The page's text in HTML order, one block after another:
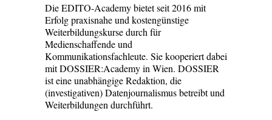
Die EDITO-Academy bietet seit 2016 mit
Erfolg praxisnahe und kostengünstige
Weiterbildungskurse durch für
Medienschaffende und
Kommunikationsfachleute. Sie kooperiert dabei
mit DOSSIER:Academy in Wien. DOSSIER
ist eine unabhängige Redaktion, die
(investigativen) Datenjournalismus betreibt und
Weiterbildungen durchführt.